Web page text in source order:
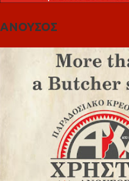
ΑΝΟΥΣΟΣ